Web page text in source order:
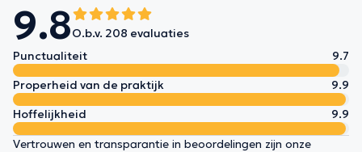
9.8O.b.v. 208 evaluaties
Punctualiteit
9.7
Properheid van de praktijk
9.9
Hoffelijkheid
9.9
Vertrouwen en transparantie in beoordelingen zijn onze